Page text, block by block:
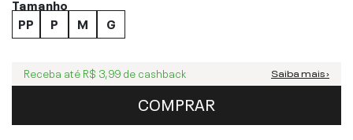
Tamanho
PP
P M G
Receba até R$ 3,99 de cashback Saiba mais ›
COMPRAR